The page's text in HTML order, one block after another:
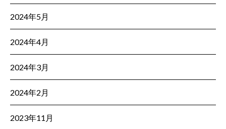
2024年5月
2024年4月
2024年3月
2024年2月
2023年11月